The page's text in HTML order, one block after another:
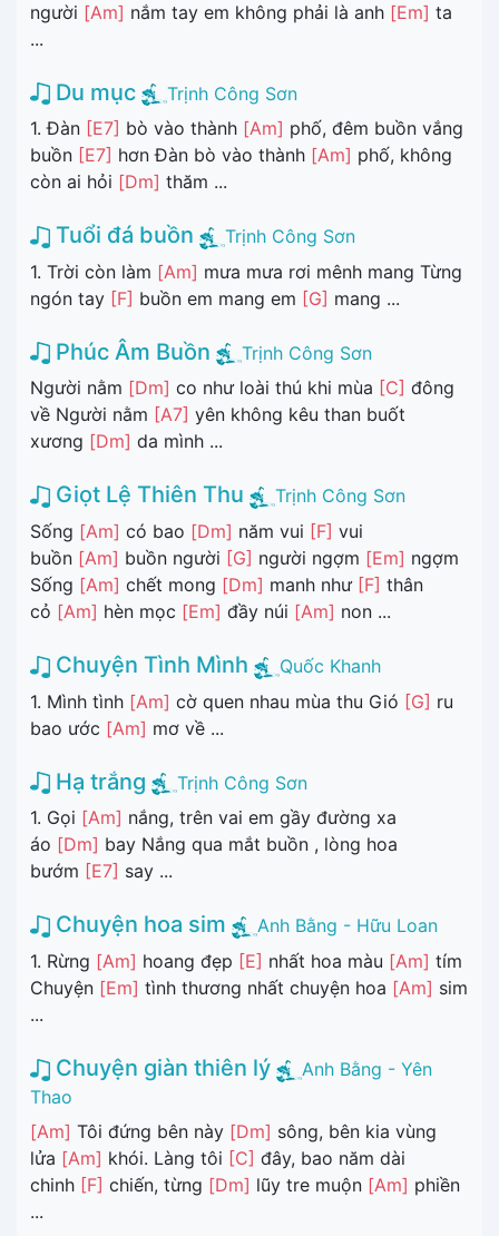
người [Am] nắm tay em không phải là anh [Em] ta
...
Du mục
Trịnh Công Sơn
1. Đàn [E7] bò vào thành [Am] phố, đêm buồn vắng
buồn [E7] hơn Đàn bò vào thành [Am] phố, không
còn ai hỏi [Dm] thăm ...
Tuổi đá buồn
Trịnh Công Sơn
1. Trời còn làm [Am] mưa mưa rơi mênh mang Từng
ngón tay [F] buồn em mang em [G] mang ...
Phúc Âm Buồn
Trịnh Công Sơn
Người nằm [Dm] co như loài thú khi mùa [C] đông
về Người nằm [A7] yên không kêu than buốt
xương [Dm] da mình ...
Giọt Lệ Thiên Thu
Trịnh Công Sơn
Sống [Am] có bao [Dm] năm vui [F] vui
buồn [Am] buồn người [G] người ngợm [Em] ngợm
Sống [Am] chết mong [Dm] manh như [F] thân
cỏ [Am] hèn mọc [Em] đầy núi [Am] non ...
Chuyện Tình Mình
Quốc Khanh
1. Mình tình [Am] cờ quen nhau mùa thu Gió [G] ru
bao ước [Am] mơ về ...
Hạ trắng
Trịnh Công Sơn
1. Gọi [Am] nắng, trên vai em gầy đường xa
áo [Dm] bay Nắng qua mắt buồn , lòng hoa
bướm [E7] say ...
Chuyện hoa sim
Anh Bằng - Hữu Loan
1. Rừng [Am] hoang đẹp [E] nhất hoa màu [Am] tím
Chuyện [Em] tình thương nhất chuyện hoa [Am] sim
...
Chuyện giàn thiên lý
Anh Bằng - Yên
Thao
[Am] Tôi đứng bên này [Dm] sông, bên kia vùng
lửa [Am] khói. Làng tôi [C] đây, bao năm dài
chinh [F] chiến, từng [Dm] lũy tre muộn [Am] phiền
...